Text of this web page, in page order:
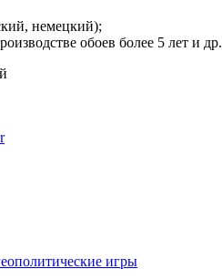
немецкий);
обоев более 5 лет и др.
игры